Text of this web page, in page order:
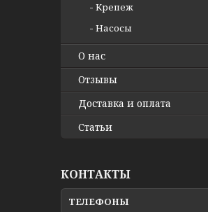
Крепеж
Насосы
О нас
Отзывы
Доставка и оплата
Статьи
КОНТАКТЫ